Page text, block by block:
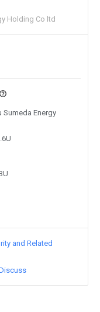
Holding Co ltd
Energy
and Related